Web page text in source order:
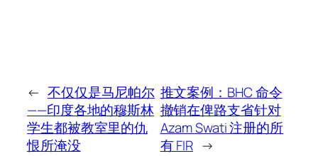
← 不仅仅是马尼帕尔
——印度各地的穆斯林
学生都被教室里的仇
恨所淹没
推文案例：BHC 命令
撤销在俾路支省针对
Azam Swati 注册的所
有 FIR →